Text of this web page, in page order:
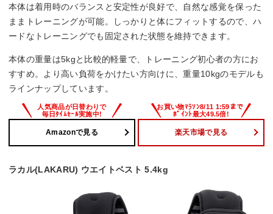
本体は着用時のバランスと安定性が良好で、自然な感覚を保った
ままトレーニングが可能。しっかりと体にフィットするので、ハ
ードなトレーニングでも固定された状態を維持できます。
本体の重量は5kgと比較的軽量で、トレーニング初心者の方にお
すすめ。より高い負荷をかけたい方向けに、重量10kgのモデルも
ラインナップしています。
Amazonで見る 楽天市場で見る
ラカル(LAKARU) ウエイトベスト 5.4kg